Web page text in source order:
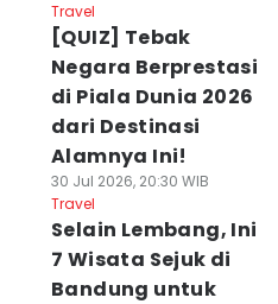
Travel
[QUIZ] Tebak
Negara Berprestasi
di Piala Dunia 2026
dari Destinasi
Alamnya Ini!
30 Jul 2026, 20:30 WIB
Travel
Selain Lembang, Ini
7 Wisata Sejuk di
Bandung untuk